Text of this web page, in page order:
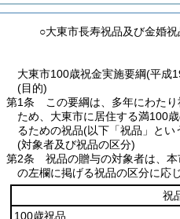
○大東市長寿祝品及び金婚
大東市100歳祝金実施要綱(平成
(目的)
第1条
この要綱は、多年にわた
ため、大東市に居住する満100
るための祝品(以下「祝品」とい
(対象者及び祝品の区分)
第2条
祝品の贈与の対象者は、
の左欄に掲げる祝品の区分に応じ
祝
100歳祝品